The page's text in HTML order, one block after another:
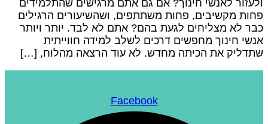
לאנשי חינוך? אם גם אתם מרגישים שהתלמידים
מקשיבים, פחות משתתפים, ושהשיעורים הרגילים
לא מצליחים לגעת בהם? אתם לא לבד. יותר ויותר
חינוך מחפשים דרכים לשלב למידה חווייתית
את הכיתה מחדש. לא עוד הרצאה מהלוח, […]
Facebook